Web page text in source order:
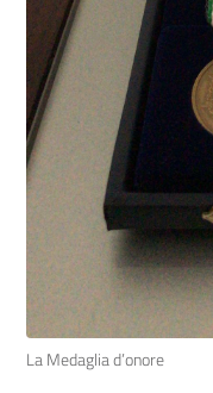
La Medaglia d’onore